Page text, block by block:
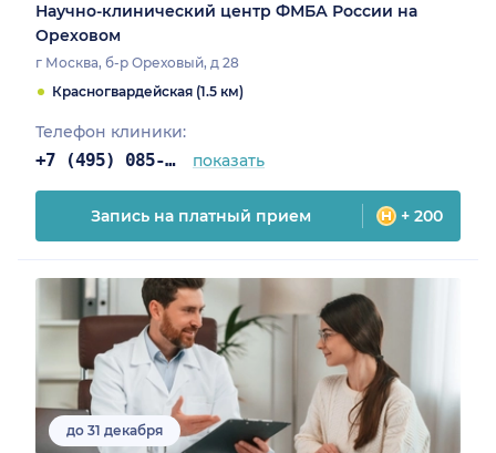
Научно-клинический центр ФМБА России на
Ореховом
г Москва, б-р Ореховый, д 28
Красногвардейская (1.5 км)
Телефон клиники:
+7 (495) 085-25-03 показать
Запись на платный прием + 200
до 31 декабря